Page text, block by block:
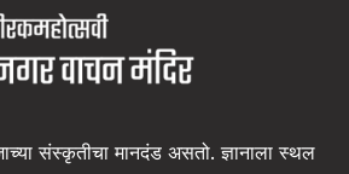
संस्कृतीचा मानदंड असतो. ज्ञानाला स्थल